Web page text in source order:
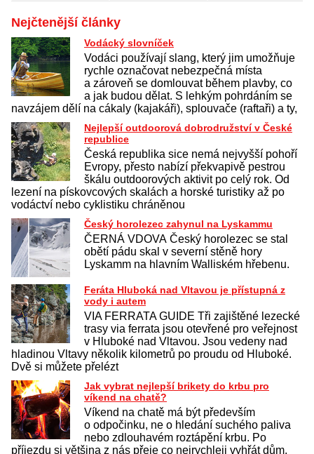
Nejčtenější články
Vodácký slovníček
Vodáci používají slang, který jim umožňuje
rychle označovat nebezpečná místa
a zároveň se domlouvat během plavby, co
a jak budou dělat. S lehkým pohrdáním se
navzájem dělí na cákaly (kajakáři), splouvače (raftaři) a ty,
Nejlepší outdoorová dobrodružství v České
republice
Česká republika sice nemá nejvyšší pohoří
Evropy, přesto nabízí překvapivě pestrou
škálu outdoorových aktivit po celý rok. Od
lezení na pískovcových skalách a horské turistiky až po
vodáctví nebo cyklistiku chráněnou
Český horolezec zahynul na Lyskammu
ČERNÁ VDOVA Český horolezec se stal
obětí pádu skal v severní stěně hory
Lyskamm na hlavním Walliském hřebenu.
Feráta Hluboká nad Vltavou je přístupná z
vody i autem
VIA FERRATA GUIDE Tři zajištěné lezecké
trasy via ferrata jsou otevřené pro veřejnost
v Hluboké nad Vltavou. Jsou vedeny nad
hladinou Vltavy několik kilometrů po proudu od Hluboké.
Dvě si můžete přelézt
Jak vybrat nejlepší brikety do krbu pro
víkend na chatě?
Víkend na chatě má být především
o odpočinku, ne o hledání suchého paliva
nebo zdlouhavém roztápění krbu. Po
příjezdu si většina z nás přeje co nejrychleji vyhřát dům,